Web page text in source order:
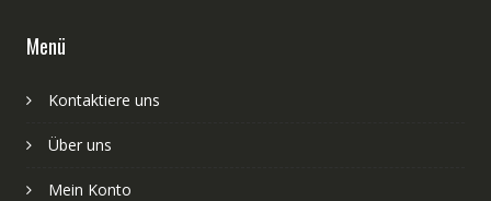
Menü
Kontaktiere uns
Über uns
Mein Konto